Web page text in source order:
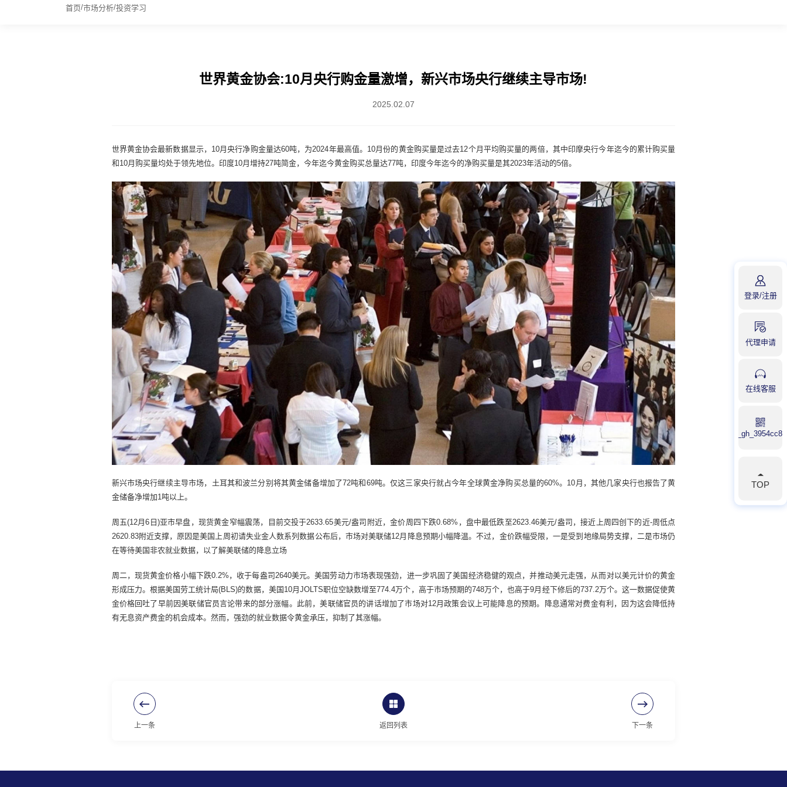
登录/注册
代理申请
在线客服
TOP
首页/市场分析/投资学习
世界黄金协会:10月央行购金量激增，新兴市场央行继续主导市场!
2025.02.07
世界黄金协会最新数据显示，10月央行净购金量达60吨，为2024年最高值。10月份的黄金购买量是过去12个月平均购买量的两倍，其中印摩央行今年迄今的累计购买量
和10月购买量均处于领先地位。印度10月增持27吨简金，今年迄今黄金购买总量达77吨，印度今年迄今的净购买量是其2023年活动的5倍。
新兴市场央行继续主导市场，土耳其和波兰分别将其黄金储备增加了72吨和69吨。仅这三家央行就占今年全球黄金净购买总量的60%。10月，其他几家央行也报告了黄
金储备净增加1吨以上。
周五(12月6日)亚市早盘，现货黄金窄幅震荡，目前交投于2633.65美元/盎司附近，金价周四下跌0.68%，盘中最低跌至2623.46美元/盎司，接近上周四创下的近-周低点
2620.83附近支撑，原因是美国上周初请失业金人数系列数据公布后，市场对美联储12月降息预期小幅降温。不过，金价跌幅受限，一是受到地缘局势支撑，二是市场仍
在等待美国非农就业数据，以了解美联储的降息立场
周二，现货黄金价格小幅下跌0.2%，收于每盎司2640美元。美国劳动力市场表现强劲，进一步巩固了美国经济稳健的观点，并推动美元走强，从而对以美元计价的黄金
形成压力。根据美国劳工统计局(BLS)的数据，美国10月JOLTS职位空缺数增至774.4万个，高于市场预期的748万个，也高于9月经下修后的737.2万个。这一数据促使黄
金价格回吐了早前因美联储官员言论带来的部分涨幅。此前，美联储官员的讲话增加了市场对12月政策会议上可能降息的预期。降息通常对费金有利，因为这会降低持
有无息资产费金的机会成本。然而，强劲的就业数据令黄金承压，抑制了其涨幅。
上一条 返回列表 下一条